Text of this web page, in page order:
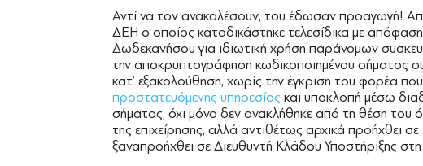
Αντί να τον ανακαλέσουν, του έδωσαν προαγωγή!
ΔΕΗ ο οποίος καταδικάστηκε τελεσίδικα με
Δωδεκανήσου για ιδιωτική χρήση παράνομων
την αποκρυπτογράφηση κωδικοποιημένου σήματος
κατ’ εξακολούθηση, χωρίς την έγκριση του φορέα
προστατευόμενης υπηρεσίας και υποκλοπή μέσω
σήματος, όχι μόνο δεν ανακλήθηκε από τη θέση του
της επιχείρησης, αλλά αντιθέτως αρχικά προήχθει
ξαναπροήχθει σε Διευθυντή Κλάδου Υποστήριξης